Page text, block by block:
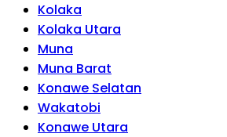
Kolaka
Kolaka Utara
Muna
Muna Barat
Konawe Selatan
Wakatobi
Konawe Utara